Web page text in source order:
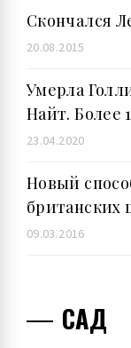
Скончался
20.08.2015
Умерла
Найт. Более
23.04.2020
Новый
британских
09.03.2016
САД